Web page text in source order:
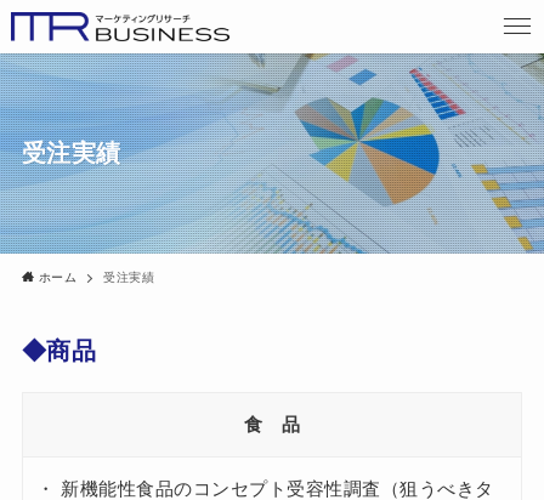
受注実績
ホーム 受注実績
◆商品
食 品
・ 新機能性食品のコンセプト受容性調査（狙うべきタ